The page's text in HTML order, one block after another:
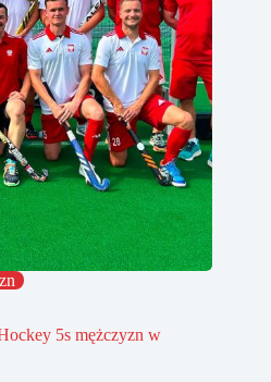
5s mężczyzn w